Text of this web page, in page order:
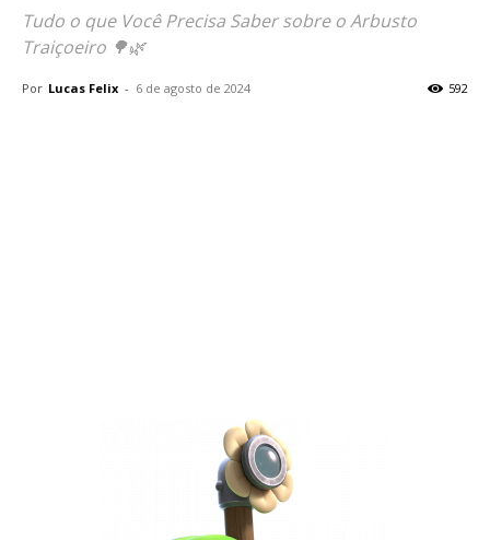
Tudo o que Você Precisa Saber sobre o Arbusto
Traiçoeiro 🌳🌿
Por Lucas Felix - 6 de agosto de 2024 592